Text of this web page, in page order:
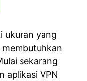
ukuran yang
membutuhkan
sekarang
aplikasi VPN